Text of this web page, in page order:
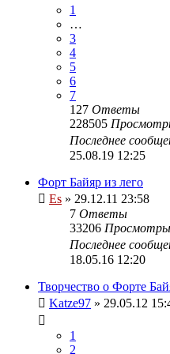
1
…
3
4
5
6
7
127 Ответы
228505
Последнее
25.08.19 12:25
Форт Байяр из лего
Es » 29.12.11 23:58
7 Ответы
33206 Просмотры
Последнее
18.05.16 12:20
Творчество о Форте
Katze97 » 29.05.12
1
2